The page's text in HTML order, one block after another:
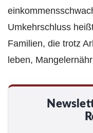
Umkehrschluss
Familien, die trotz
leben,